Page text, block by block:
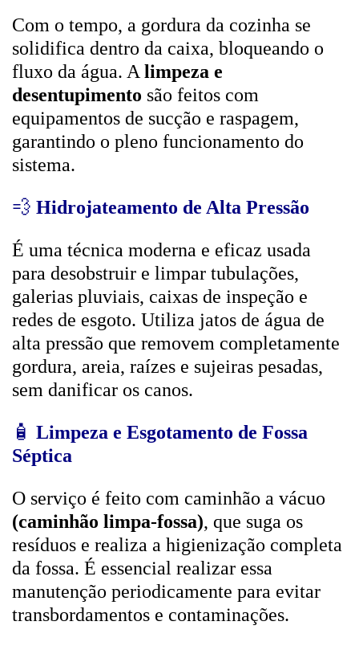
Com o tempo, a gordura da cozinha se
solidifica dentro da caixa, bloqueando o
fluxo da água. A limpeza e
desentupimento são feitos com
equipamentos de sucção e raspagem,
garantindo o pleno funcionamento do
sistema.
💨 Hidrojateamento de Alta Pressão
É uma técnica moderna e eficaz usada
para desobstruir e limpar tubulações,
galerias pluviais, caixas de inspeção e
redes de esgoto. Utiliza jatos de água de
alta pressão que removem completamente
gordura, areia, raízes e sujeiras pesadas,
sem danificar os canos.
🧴 Limpeza e Esgotamento de Fossa
Séptica
O serviço é feito com caminhão a vácuo
(caminhão limpa-fossa), que suga os
resíduos e realiza a higienização completa
da fossa. É essencial realizar essa
manutenção periodicamente para evitar
transbordamentos e contaminações.